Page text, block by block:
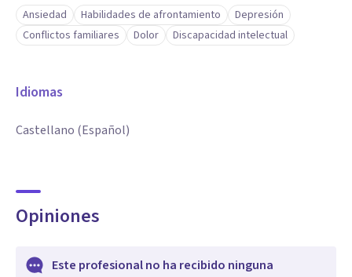
Ansiedad Habilidades de afrontamiento
Depresión
Conflictos familiares
Dolor Discapacidad intelectual
Idiomas
Castellano (Español)
Opiniones
Este profesional no ha recibido ninguna